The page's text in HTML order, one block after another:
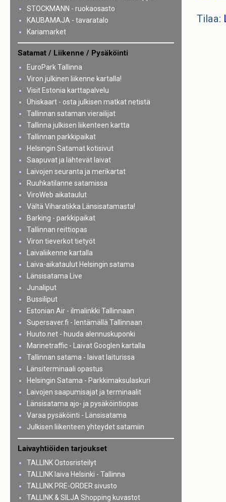
Tilaa:
STOCKMANN - ruokaosasto
KAUBAMAJA - tavaratalo
Kariamarket
Satamat / Liikenne / Pysäköinti
EuroPark Tallinna
Viron julkinen liikenne kartalla!
Visit Estonia karttapalvelu
Ühiskaart - osta julkisen matkat netistä
Tallinnan sataman vierailijat
Tallinna julkisen liikenteen kartta
Tallinnan parkkipaikat
Helsingin Satamat kotisivut
Saapuvat ja lähtevät laivat
Laivojen seuranta ja merikartat
Ruuhkatilanne satamissa
ViroWeb aikataulut
Vältä Viharatikka Länsisatamasta!
Barking - parkkipaikat
Tallinnan reittiopas
Viron tieverkot tietyöt
Laivaliikenne kartalla
Laiva-aikataulut Helsingin satama
Länsisatama Live
Junaliput
Bussiliput
Estonian Air - ilmalinkki Tallinnaan
Supersaver.fi - lentämällä Tallinnaan
Huuto.net - huuda alennuskuponki
Marinetraffic - Laivat Googlen kartalla
Tallinnan satama - laivat laiturissa
Länsiterminaali opastus
Helsingin Satama - Parkkimaksulaskuri
Laivojen saapumisajat ja terminaalit
Länsisatama ajo- ja pysäköintiopas
Varaa pysäköinti - Länsisatama
Julkisen liikenteen yhteydet satamiin
Laivayhtiöiden tarjoukset
TALLINK Ostosristeilyt
TALLINK laiva Helsinki - Tallinna
TALLINK PRE-ORDER sivusto
TALLINK & SILJA Shopping kuvastot